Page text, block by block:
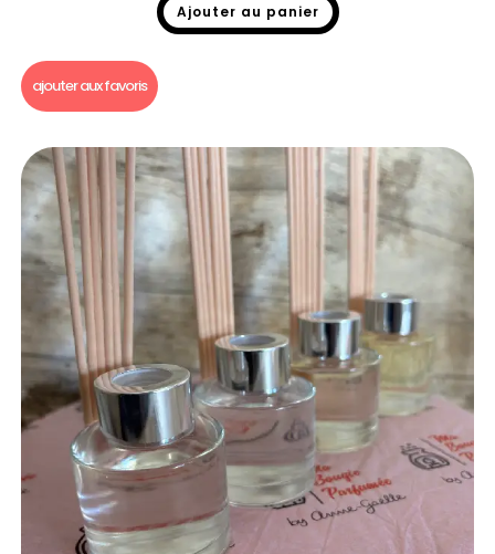
Ajouter au panier
ajouter aux favoris